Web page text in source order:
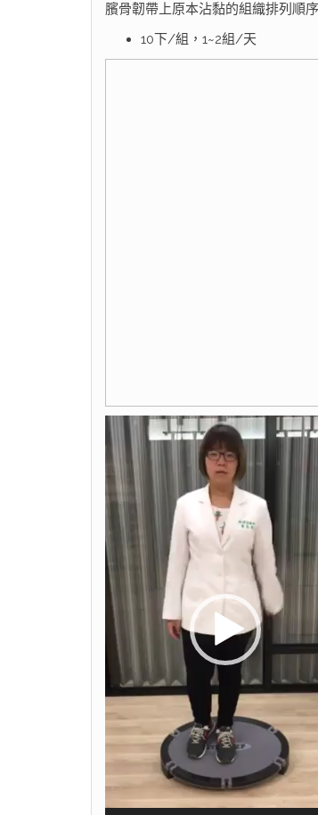
臏骨韌帶上原本沾黏的組織排列順
10下/組，1~2組/天
訊
播
放